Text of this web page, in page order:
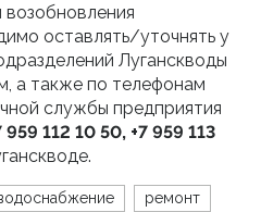
оставлять/уточнять у
Луганскводы
а также по телефонам
службы предприятия
959 112 10 50, +7 959 113
ремонт